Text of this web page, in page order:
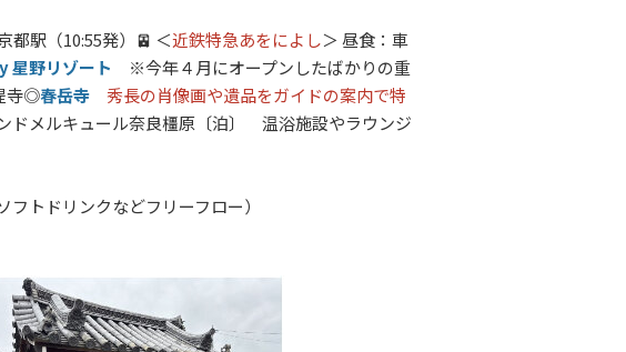
駅（10:55発）🚈 ＜近鉄特急あをによし＞ 昼食：車
星野リゾート ※今年４月にオープンしたばかりの重
寺◎春岳寺 秀長の肖像画や遺品をガイドの案内で特
メルキュール奈良橿原〔泊〕 温浴施設やラウンジ
トドリンクなどフリーフロー）